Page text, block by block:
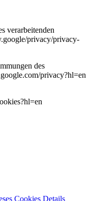
verarbeitenden
privacy/privacy-
des
privacy?hl=en
Cookies Details